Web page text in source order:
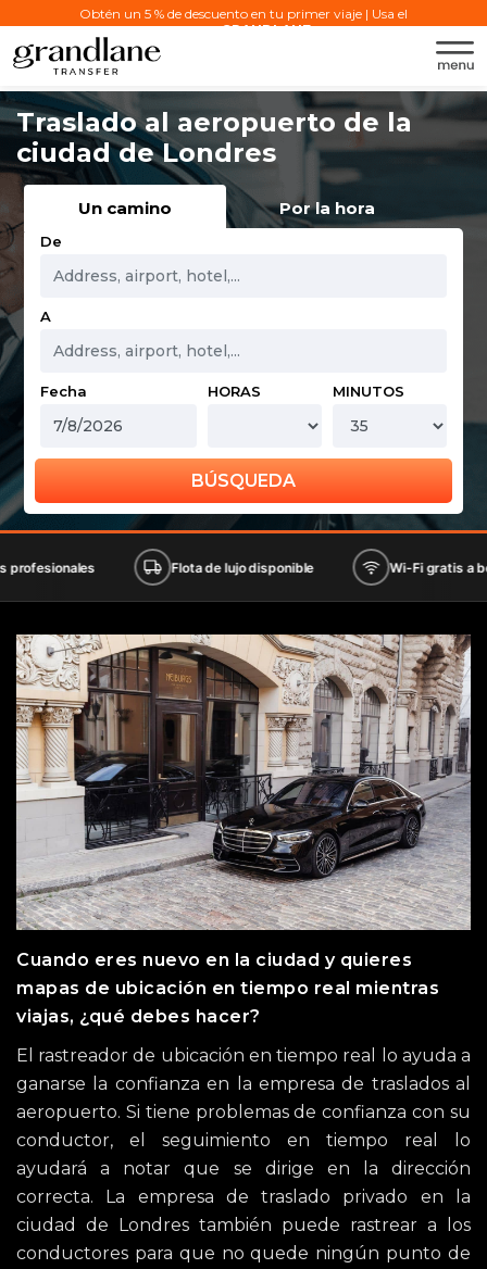
Obtén un 5 % de descuento en tu primer viaje | Usa el
código:GRANDLANE
Traslado al aeropuerto de la
ciudad de Londres
Un camino Por la hora
De
A
Fecha HORAS MINUTOS
BÚSQUEDA
Flota de lujo disponible Wi-Fi gratis a bordo
Cuando eres nuevo en la ciudad y quieres
mapas de ubicación en tiempo real mientras
viajas, ¿qué debes hacer?
El rastreador de ubicación en tiempo real lo ayuda a
ganarse la confianza en la empresa de traslados al
aeropuerto. Si tiene problemas de confianza con su
conductor, el seguimiento en tiempo real lo
ayudará a notar que se dirige en la dirección
correcta. La empresa de traslado privado en la
ciudad de Londres también puede rastrear a los
conductores para que no quede ningún punto de